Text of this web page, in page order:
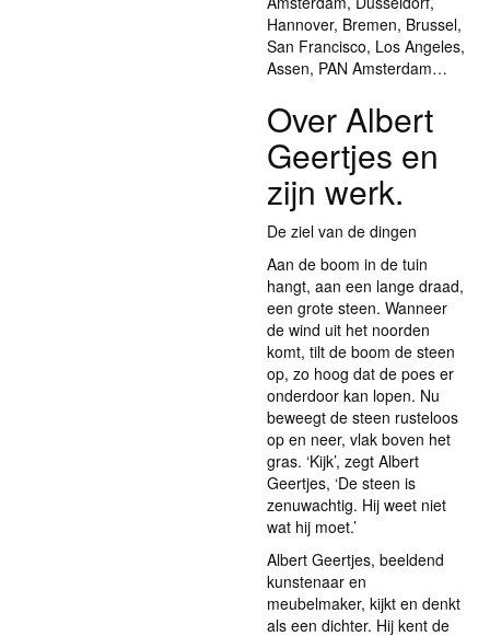
Hannover, Bremen, Brussel,
San Francisco, Los Angeles,
Assen, PAN Amsterdam…
Over Albert
Geertjes en
zijn werk.
De ziel van de dingen
Aan de boom in de tuin
hangt, aan een lange draad,
een grote steen. Wanneer
de wind uit het noorden
komt, tilt de boom de steen
op, zo hoog dat de poes er
onderdoor kan lopen. Nu
beweegt de steen rusteloos
op en neer, vlak boven het
gras. ‘Kijk’, zegt Albert
Geertjes, ‘De steen is
zenuwachtig. Hij weet niet
wat hij moet.’
Albert Geertjes, beeldend
kunstenaar en
meubelmaker, kijkt en denkt
als een dichter. Hij kent de